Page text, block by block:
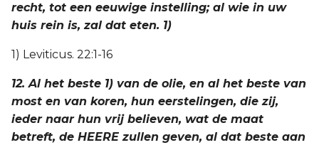
recht, tot een eeuwige instelling; al wie in uw
huis rein is, zal dat eten. 1)
1) Leviticus. 22:1-16
12. Al het beste 1) van de olie, en al het beste van
most en van koren, hun eerstelingen, die zij,
ieder naar hun vrij believen, wat de maat
betreft, de HEERE zullen geven, al dat beste aan